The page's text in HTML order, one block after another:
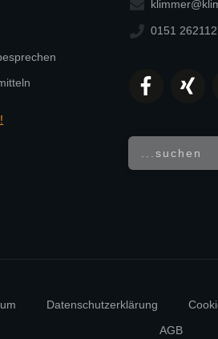
0151
Datenschutzerklärung
AGB